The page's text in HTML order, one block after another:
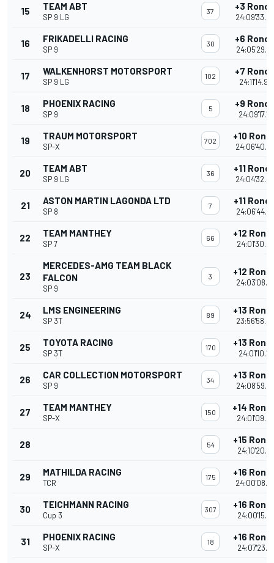
15 TEAM ABT
SP 9 LG
37 +3
16 FRIKADELLI RACING
SP 9
30 +6
17 WALKENHORST MOTORSPORT
SP 9 LG
102 +7
18 PHOENIX RACING
SP 9
5 +9
19 TRAUM MOTORSPORT
SP-X
702 +10
20 TEAM ABT
SP 9 LG
36 +11
21 ASTON MARTIN LAGONDA LTD
SP 8
7 +11
22 TEAM MANTHEY
SP 7
66 +12
23
MERCEDES-AMG TEAM BLACK
FALCON
SP 9
3 +12
24 LMS ENGINEERING
SP 3T
89 +13
25 TOYOTA RACING
SP 3T
170 +13
26 CAR COLLECTION MOTORSPORT
SP 9
34 +13
27 TEAM MANTHEY
SP-X
150 +14
28 54 +15
29 MATHILDA RACING
TCR
175 +16
30 TEICHMANN RACING
Cup 3
307 +16
31 PHOENIX RACING
SP-X
18 +16